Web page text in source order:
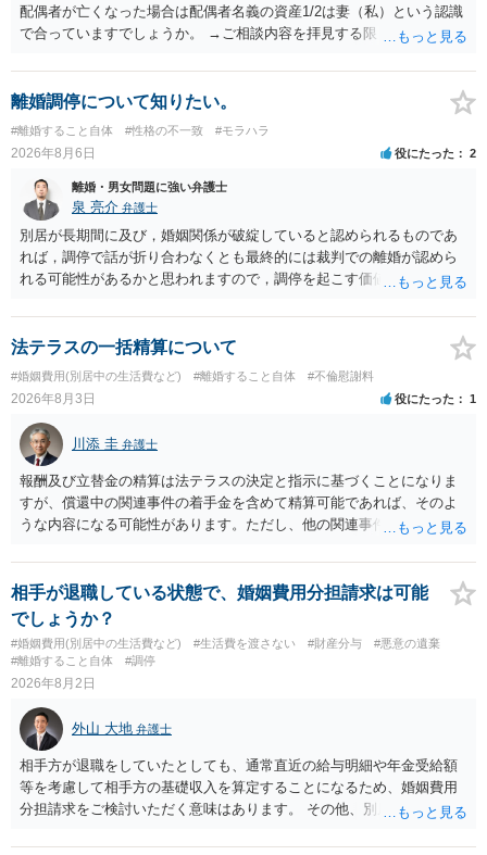
配偶者が亡くなった場合は配偶者名義の資産1/2は妻（私）という認識
で合っていますでしょうか。 →ご相談内容を拝見する限りでは、その
完全に所有する場合は、他の相続人に対して自宅の評価額の１/２の代
償金の支払いが必要になります。
離婚調停について知りたい。
#離婚すること自体 #性格の不一致 #モラハラ
2026年8月6日 役にたった 2
離婚・男女問題に強い弁護士
泉 亮介 弁護士
別居が長期間に及び，婚姻関係が破綻していると認められるものであ
れば，調停で話が折り合わなくとも最終的には裁判での離婚が認めら
れる可能性があるかと思われますので，調停を起こす価値はあるよう
は調停が成立するということはないため，相手が合意するメリットを
だしてでも調停で終わらせるよう努めるのか，裁判離婚を見据えて調
停での離婚に固執しないかいずれかの対応は必要となるかと思われま
す。 お一人で対応するのは難しい側面もありますので弁護士を立てる
ことを検討されると良いかと思われます。
法テラスの一括精算について
#婚姻費用(別居中の生活費など) #離婚すること自体 #不倫慰謝料
2026年8月3日 役にたった 1
川添 圭 弁護士
報酬及び立替金の精算は法テラスの決定と指示に基づくことになりま
すが、償還中の関連事件の着手金を含めて精算可能であれば、そのよ
うな内容になる可能性があります。ただし、他の関連事件でも相手方
情によって対応が違いますので、法テラスへお尋ねいただいた方が確
実です。
相手が退職している状態で、婚姻費用分担請求は可能
でしょうか？
#婚姻費用(別居中の生活費など) #生活費を渡さない #財産分与
#悪意の遺棄
#離婚すること自体
#調停
2026年8月2日
外山 大地 弁護士
相手方が退職をしていたとしても、通常直近の給与明細や年金受給額
等を考慮して相手方の基礎収入を算定することになるため、婚姻費用
分担請求をご検討いただく意味はあります。 その他、別居の経緯、質
て、ご検討いただくのが良いかと思います。